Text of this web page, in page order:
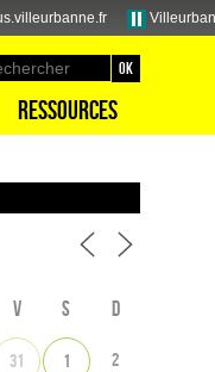
Ressources
V S D
31 1 2